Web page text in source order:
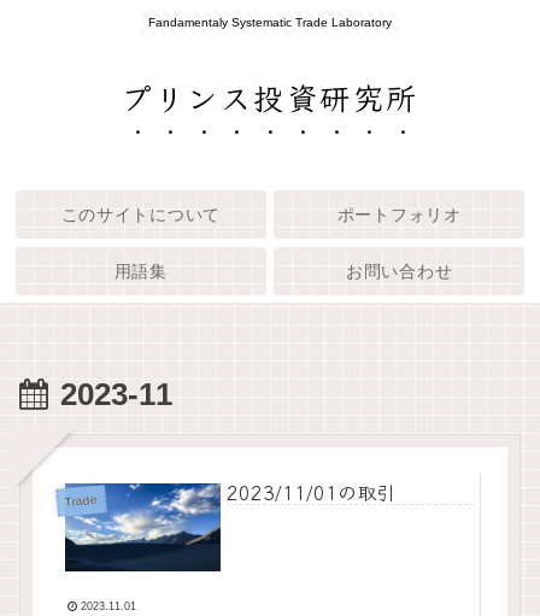
Fandamentaly Systematic Trade Laboratory
プリンス投資研究所
このサイトについて ポートフォリオ
用語集 お問い合わせ
2023-11
Trade 2023/11/01の取引
2023.11.01